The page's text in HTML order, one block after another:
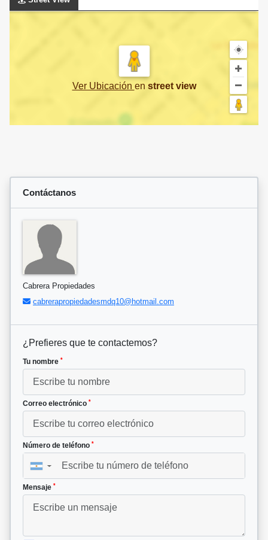
Ver Ubicación en street view
Contáctanos
Cabrera Propiedades
cabrerapropiedadesmdq10@hotmail.com
¿Prefieres que te contactemos?
Tu nombre *
Correo electrónico *
Número de teléfono *
▼
Mensaje *